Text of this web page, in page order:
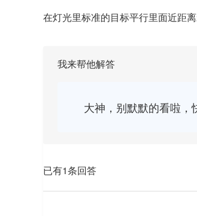
在灯光里标准的目标平行里面近距
我来帮他解答
大神，别默默的看啦，
已有1条回答